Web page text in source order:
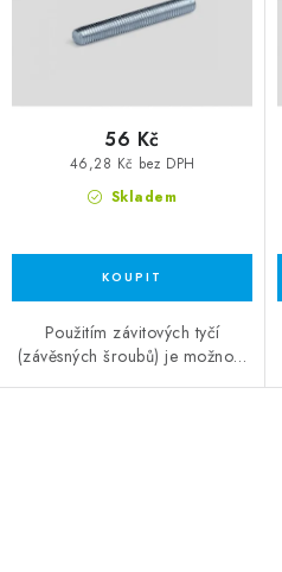
Skladem
46,28 Kč bez DPH
56 Kč
Použitím závitových tyčí
(závěsných šroubů) je možno…